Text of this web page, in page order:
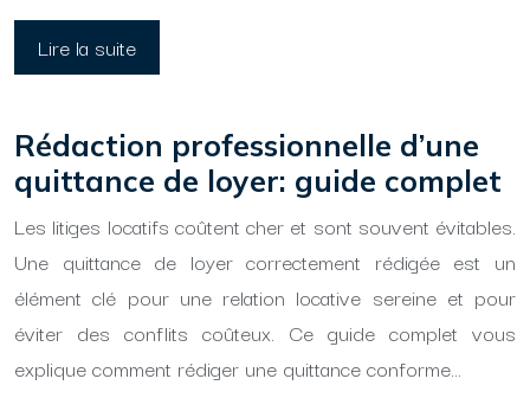
Lire la suite
Rédaction professionnelle d’une
quittance de loyer: guide complet
Les litiges locatifs coûtent cher et sont souvent évitables.
Une quittance de loyer correctement rédigée est un
élément clé pour une relation locative sereine et pour
éviter des conflits coûteux. Ce guide complet vous
explique comment rédiger une quittance conforme…